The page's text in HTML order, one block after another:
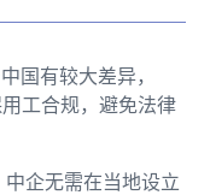
国有较大差异，
工合规，避免法律
企无需在当地设立